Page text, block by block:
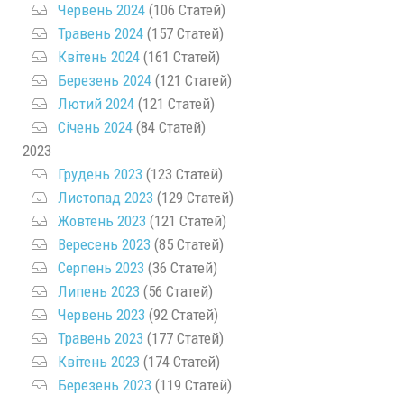
Червень 2024 (106 Статей)
Травень 2024 (157 Статей)
Квітень 2024 (161 Статей)
Березень 2024 (121 Статей)
Лютий 2024 (121 Статей)
Січень 2024 (84 Статей)
2023
Грудень 2023 (123 Статей)
Листопад 2023 (129 Статей)
Жовтень 2023 (121 Статей)
Вересень 2023 (85 Статей)
Серпень 2023 (36 Статей)
Липень 2023 (56 Статей)
Червень 2023 (92 Статей)
Травень 2023 (177 Статей)
Квітень 2023 (174 Статей)
Березень 2023 (119 Статей)